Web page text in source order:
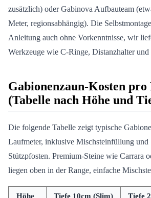
zusätzlich) oder Gabinova Aufbauteam
Meter, regionsabhängig). Die
Anleitung auch ohne Vorkenntnisse, wir
Werkzeuge wie C-Ringe, Distanzhalter und
Gabionenzaun-Kosten
(Tabelle nach Höhe und
Die folgende Tabelle zeigt typische
Laufmeter, inklusive Mischsteinfüllung und
Stützpfosten. Premium-Steine wie Carrara
liegen oben in der Range, einfache
Höhe Tiefe 10cm (Slim) Tiefe